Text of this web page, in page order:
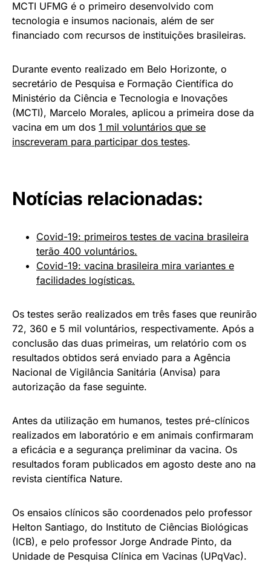
MCTI UFMG é o primeiro desenvolvido com
tecnologia e insumos nacionais, além de ser
financiado com recursos de instituições brasileiras.
Durante evento realizado em Belo Horizonte, o
secretário de Pesquisa e Formação Científica do
Ministério da Ciência e Tecnologia e Inovações
(MCTI), Marcelo Morales, aplicou a primeira dose da
vacina em um dos 1 mil voluntários que se
inscreveram para participar dos testes.
Notícias relacionadas:
Covid-19: primeiros testes de vacina brasileira
terão 400 voluntários.
Covid-19: vacina brasileira mira variantes e
facilidades logísticas.
Os testes serão realizados em três fases que reunirão
72, 360 e 5 mil voluntários, respectivamente. Após a
conclusão das duas primeiras, um relatório com os
resultados obtidos será enviado para a Agência
Nacional de Vigilância Sanitária (Anvisa) para
autorização da fase seguinte.
Antes da utilização em humanos, testes pré-clínicos
realizados em laboratório e em animais confirmaram
a eficácia e a segurança preliminar da vacina. Os
resultados foram publicados em agosto deste ano na
revista científica Nature.
Os ensaios clínicos são coordenados pelo professor
Helton Santiago, do Instituto de Ciências Biológicas
(ICB), e pelo professor Jorge Andrade Pinto, da
Unidade de Pesquisa Clínica em Vacinas (UPqVac).